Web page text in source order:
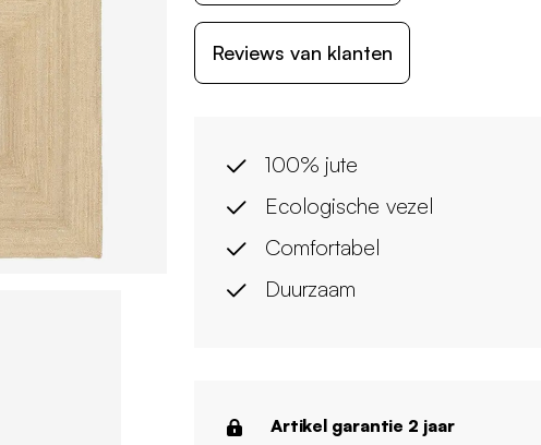
Reviews van klanten
100% jute
Ecologische vezel
Comfortabel
Duurzaam
Artikel garantie 2 jaar